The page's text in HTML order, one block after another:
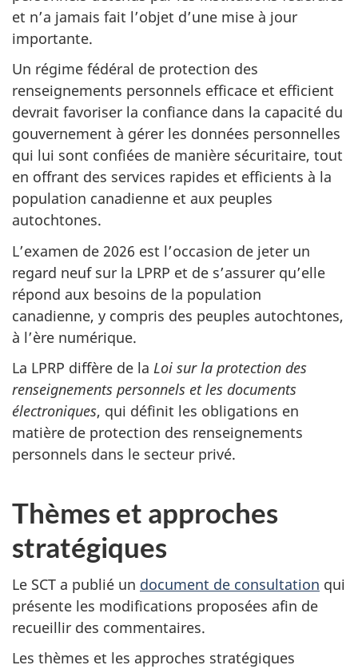
et n’a jamais fait l’objet d’une mise à jour
importante.
Un régime fédéral de protection des
renseignements personnels efficace et efficient
devrait favoriser la confiance dans la capacité du
gouvernement à gérer les données personnelles
qui lui sont confiées de manière sécuritaire, tout
en offrant des services rapides et efficients à la
population canadienne et aux peuples
autochtones.
L’examen de 2026 est l’occasion de jeter un
regard neuf sur la LPRP et de s’assurer qu’elle
répond aux besoins de la population
canadienne, y compris des peuples autochtones,
à l’ère numérique.
La LPRP diffère de la Loi sur la protection des
renseignements personnels et les documents
électroniques, qui définit les obligations en
matière de protection des renseignements
personnels dans le secteur privé.
Thèmes et approches
stratégiques
Le SCT a publié un document de consultation qui
présente les modifications proposées afin de
recueillir des commentaires.
Les thèmes et les approches stratégiques